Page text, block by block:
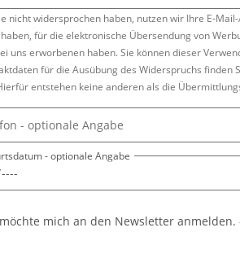
nicht widersprochen haben, nutzen wir Ihre E-
für die elektronische Übersendung von
uns erworbenen haben. Sie können dieser
für die Ausübung des Widerspruchs
entstehen keine anderen als die
- optionale Angabe
- optionale Angabe
mich an den Newsletter anmelden.